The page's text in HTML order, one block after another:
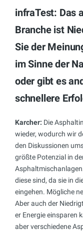
infraTest: Das
Branche ist
Sie der
im Sinne der
oder gibt es
schnellere
Karcher: Die
wieder, wodurch wir
den Diskussionen
größte Potenzial in
diese sind, da sie in
eingehen. Mögliche
Aber auch der
er Energie einsparen
aber verschiedene